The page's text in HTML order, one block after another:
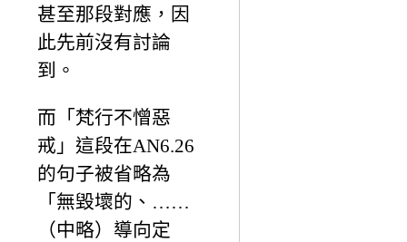
甚至那段對應，因
此先前沒有討論
到。
而「梵行不憎惡
戒」這段在AN6.26
的句子被省略為
「無毀壞的、……
（中略）導向定